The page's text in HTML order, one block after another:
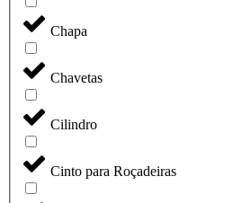
Chapa
Chavetas
Cilindro
Cinto para Roçadeiras